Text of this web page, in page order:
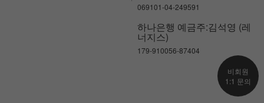
069101-04-249591
하나은행 예금주:김석영 (레
너지스)
179-910056-87404
비회원
1:1 문의